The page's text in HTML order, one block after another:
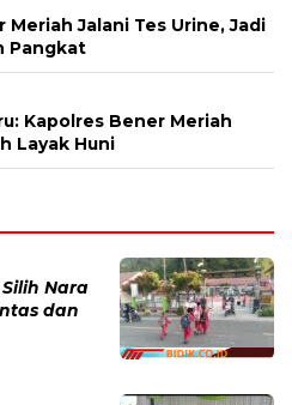
Jalani Tes Urine, Jadi
Pangkat
Kapolres Bener Meriah
Layak Huni
Nara
dan